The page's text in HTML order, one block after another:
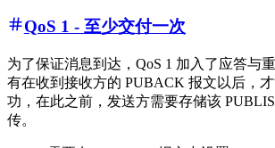
QoS 1 - 至少交付一次
为了保证消息到达，QoS 1 加入了应答与
有在收到接收方的 PUBACK 报文以后，
功，在此之前，发送方需要存储该
传。